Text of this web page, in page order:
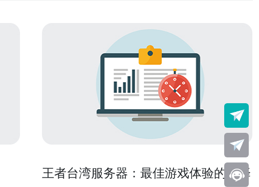
王者台湾服务器：最佳游戏体验的选择